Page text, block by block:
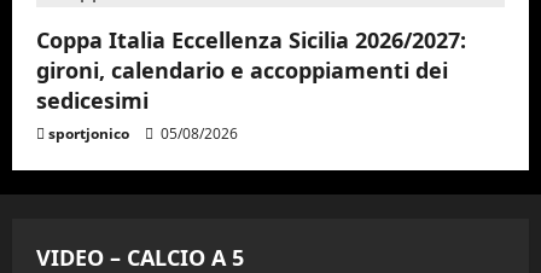
Coppa Italia Eccellenza Sicilia 2026/2027:
gironi, calendario e accoppiamenti dei
sedicesimi
sportjonico 05/08/2026
VIDEO – CALCIO A 5